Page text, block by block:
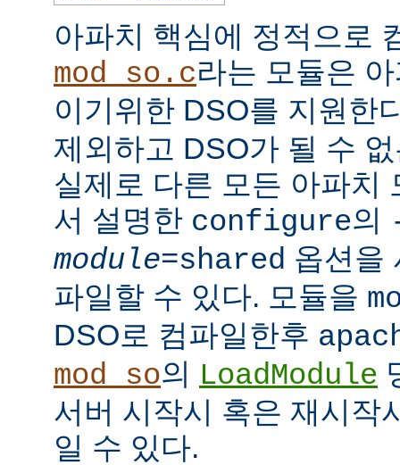
아파치 핵심에 정적으로
mod_so.c라는 모듈은
이기위한 DSO를 지원한
제외하고 DSO가 될 수
실제로 다른 모든 아파치
서 설명한 configure의
module=shared 옵션을
파일할 수 있다. 모듈을
DSO로 컴파일한후
mod_so의 LoadModule
서버 시작시 혹은 재시작
일 수 있다.